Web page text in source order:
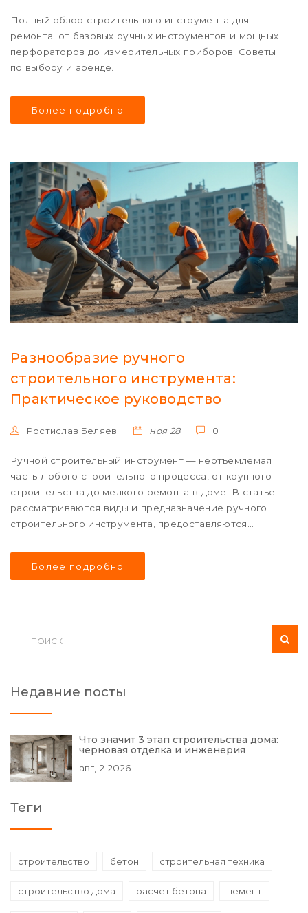
Полный обзор строительного инструмента для
ремонта: от базовых ручных инструментов и мощных
перфораторов до измерительных приборов. Советы
по выбору и аренде.
Более подробно
Разнообразие ручного
строительного инструмента:
Практическое руководство
Ростислав Беляев ноя 28 0
Ручной строительный инструмент — неотъемлемая
часть любого строительного процесса, от крупного
строительства до мелкого ремонта в доме. В статье
рассматриваются виды и предназначение ручного
строительного инструмента, предоставляются
для различных задач. Несмотря на обилие
электроинструмента, ручные инструменты до сих пор
Более подробно
Недавние посты
Что значит 3 этап строительства дома:
черновая отделка и инженерия
авг, 2 2026
Теги
строительство бетон строительная техника
строительство дома расчет бетона цемент